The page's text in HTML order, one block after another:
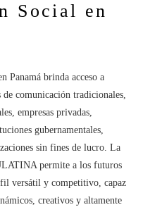
Social en
Panamá brinda acceso a
de comunicación tradicionales,
empresas privadas,
gubernamentales,
sin fines de lucro. La
permite a los futuros
versátil y competitivo, capaz
creativos y altamente